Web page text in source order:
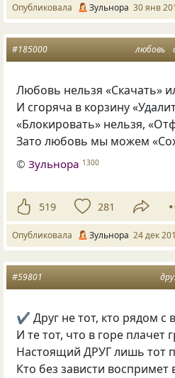
Опубликовала Зульнора 30 янв
любовь
#185000
Любовь нельзя «Скачать»
И сгоряча в корзину
«Блокировать» нельзя,
Зато любовь мы можем
©Зульнора 1300
519 281
Опубликовала Зульнора 24 дек
#59801
✔ Друг не тот, кто рядом с
И те тот, что в горе плачет
Настоящий ДРУГ лишь тот
Кто без зависти воспримет